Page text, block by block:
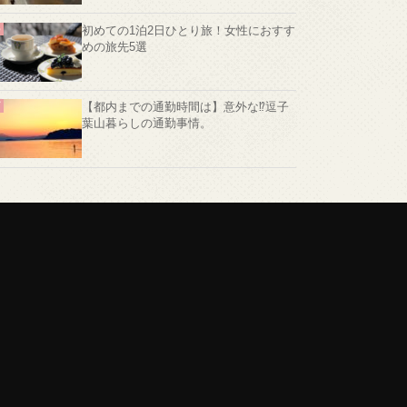
初めての1泊2日ひとり旅！女性におすす
めの旅先5選
【都内までの通勤時間は】意外な⁉️逗子
葉山暮らしの通勤事情。